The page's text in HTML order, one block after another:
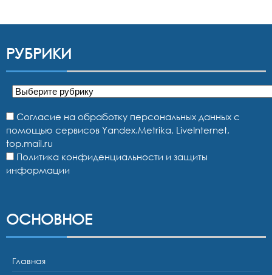
РУБРИКИ
Рубрики
Согласие на обработку персональных данных с
помощью сервисов Yandex.Metrika, LiveInternet,
top.mail.ru
Политика конфиденциальности и защиты
информации
ОСНОВНОЕ
Главная